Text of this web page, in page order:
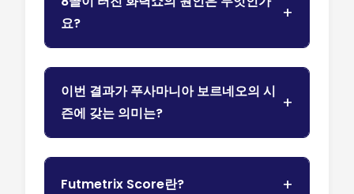
요?
이번 결과가 푸사마니아 보르네오의 시
즌에 갖는 의미는?
Futmetrix Score란?